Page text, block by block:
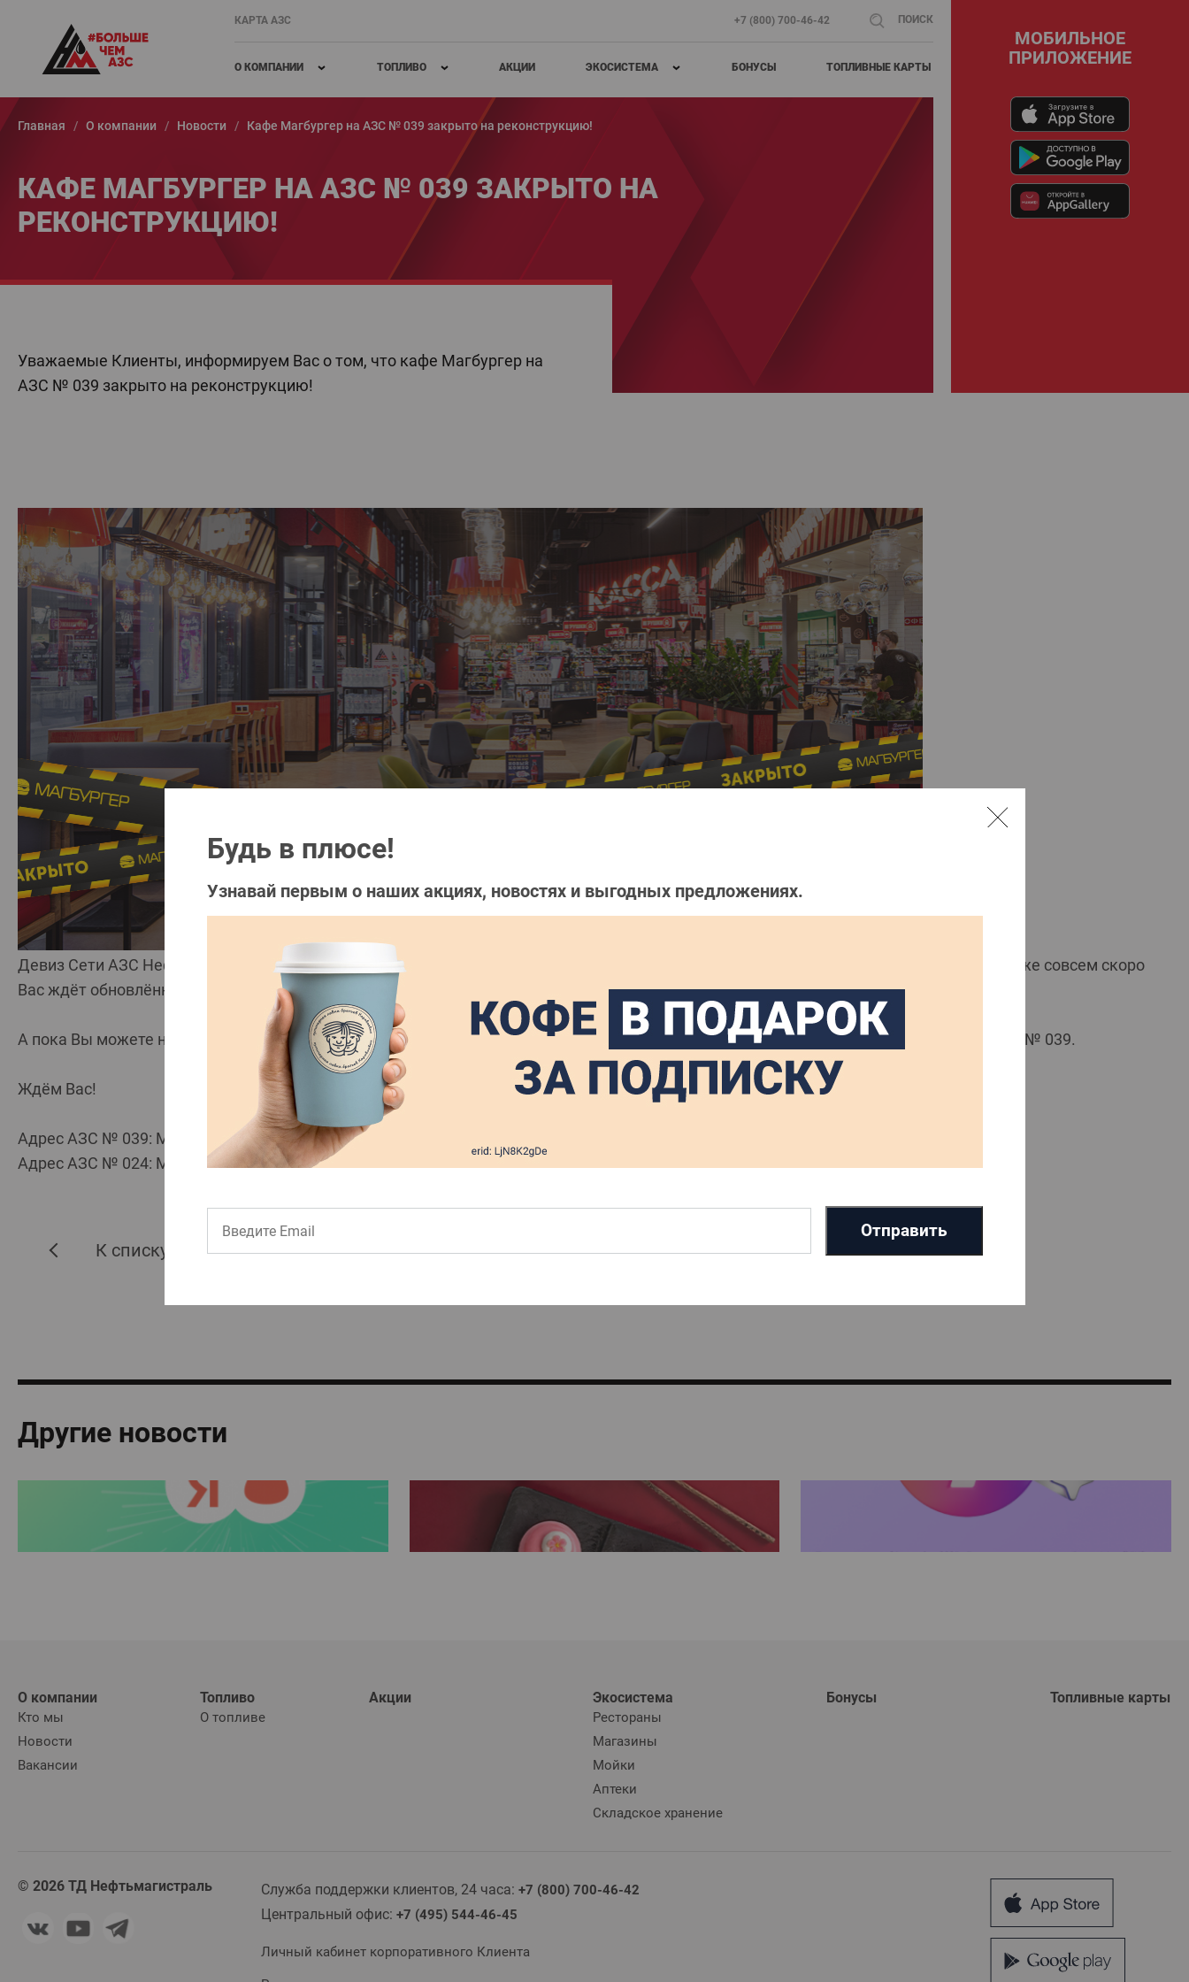
КАРТА АЗС +7 (800) 700-46-42 ПОИСК
О КОМПАНИИ ТОПЛИВО АКЦИИ ЭКОСИСТЕМА БОНУСЫ ТОПЛИВНЫЕ КАРТЫ
Главная О компании Новости Кафе Магбургер на АЗС № 039 закрыто на реконструкцию!
КАФЕ МАГБУРГЕР НА АЗС № 039 ЗАКРЫТО НА
РЕКОНСТРУКЦИЮ!
МОБИЛЬНОЕ
ПРИЛОЖЕНИЕ
Уважаемые Клиенты, информируем Вас о том, что кафе Магбургер на
АЗС № 039 закрыто на реконструкцию!
Девиз Сети АЗС Нефтьмагистраль – только вперёд! Мы не стоим на месте, постоянно развиваемся и совершенствуем свой сервис. Уже совсем скоро
Вас ждёт обновлённое, стильное, современное кафе с его фирменными бургерами! Следите за новостями!
А пока Вы можете насладиться вкуснейшими блюдами и напитками в кафе Магбургер на АЗС № 024 – всего в 7 минутах езды от АЗС № 039.
Ждём Вас!
Адрес АЗС № 039: МО, Симферопольское шоссе, 42 км, в Москву.
Адрес АЗС № 024: МО, Подольский р-н, Симферопольское шоссе, 30 км, п. Быково.
К списку новостей
Другие новости
О компании
Кто мы
Новости
Вакансии
Топливо
О топливе
Акции Экосистема
Рестораны
Магазины
Мойки
Аптеки
Складское хранение
Бонусы Топливные карты
© 2026 ТД Нефтьмагистраль Служба поддержки клиентов, 24 часа: +7 (800) 700-46-42
Центральный офис: +7 (495) 544-46-45
Личный кабинет корпоративного Клиента
Будь в плюсе!
Узнавай первым о наших акциях, новостях и выгодных предложениях.